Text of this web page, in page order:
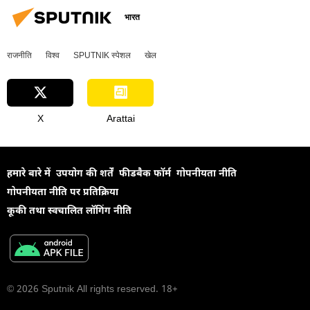
रक्षा-पंक्ति
रूसी सेना भारत
राजनीति विश्व SPUTNIK स्पेशल खेल
X Arattai
हमारे बारे में उपयोग की शर्तें फीडबैक फॉर्म गोपनीयता नीति
गोपनीयता नीति पर प्रतिक्रिया
कूकी तथा स्वचालित लॉगिंग नीति
© 2026 Sputnik All rights reserved. 18+